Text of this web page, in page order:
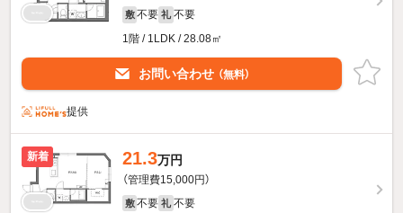
敷 不要 礼 不要
1階 / 1LDK / 28.08㎡
お問い合わせ （無料）
提供
新着 21.3万円
（管理費15,000円）
敷 不要 礼 不要